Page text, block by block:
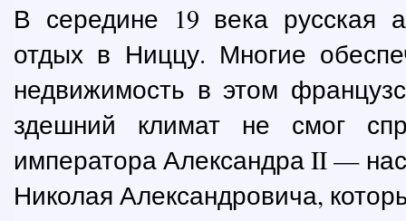
В середине 19 века русская
отдых в Ниццу. Многие
недвижимость в этом
здешний климат не смог
императора Александра II —
Николая Александровича,